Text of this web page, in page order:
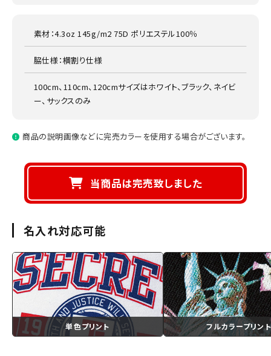
素材：4.3oz 145g/m2 75D ポリエステル100％
脇仕様：横割り仕様
100cm、110cm、120cmサイズはホワイト、ブラック、ネイビ
ー、サックスのみ
商品の説明画像などに完売カラーを使用する場合がございます。
当商品は完売致しました
名入れ対応可能
単色プリント フルカラープリント